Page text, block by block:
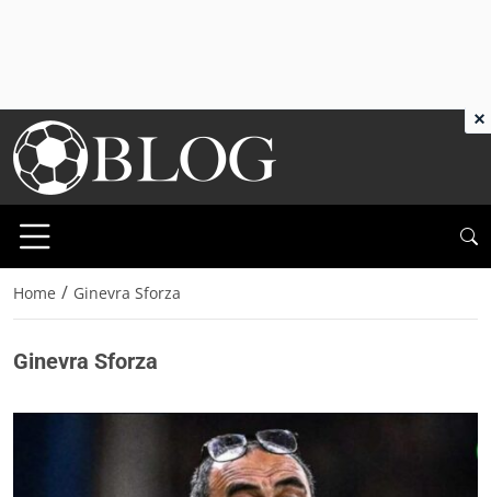
Home / Ginevra Sforza
Ginevra Sforza
×